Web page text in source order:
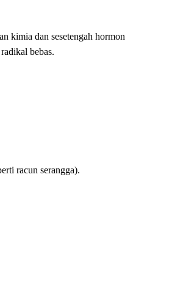
kimia dan sesetengah hormon
radikal bebas.
racun serangga).